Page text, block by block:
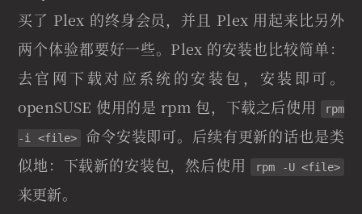
买了 Plex 的终身会员，并且 Plex 用起来比另外
两个体验都要好一些。Plex 的安装也比较简单：
去官网下载对应系统的安装包，安装即可。
openSUSE 使用的是 rpm 包，下载之后使用
rpm
-i <file>
命令安装即可。后续有更新的话也是类
似地：下载新的安装包，然后使用
rpm -U <file>
来更新。